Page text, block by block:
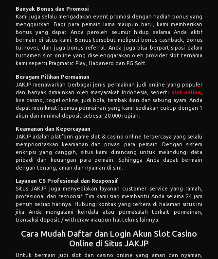
Banyak Bonus dan Promosi
Kami juga selalu mengadakan event promosi dengan hadiah bonus yang
menggiurkan. Bagi para pemain lama maupun baru, kami memberikan
bonus yang dapat Anda peroleh seumur hidup selama Anda aktif
bermain di situs kami. Bonus tersebut meliputi bonus cashback, bonus
turnover, dan juga bonus referral. Anda juga bisa berpartisipasi dalam
turnamen slot online yang diselenggarakan oleh provider slot ternama
kami seperti Pragmatic Play, Habanero dan PG Soft.
Beragam Pilihan Permainan
JAKJP menawarkan berbagai jenis permainan judi online yang populer
dan banyak dimainkan oleh masyarakat Indonesia, seperti slot online
live casino, togel online, judi bola, tembak ikan dan sabung ayam. Anda
dapat menikmati semua permainan yang kami sediakan cukup dengan 1
akun dan minimal deposit sebesar 20.000 rupiah.
Keamanan dan Kepercayaan
JAKJP adalah platform game slot & casino online terpercaya yang selalu
memprioritaskan keamanan dan privasi para pemain. Dengan sistem
enkripsi yang canggih, situs kami dirancang untuk melindungi data
pribadi dan keuangan para pemain. Sehingga Anda dapat bermain
dengan tenang, aman dan nyaman di sini.
Layanan CS Profesional dan Responsif
Situs JAKJP juga menyediakan layanan customer service yang ramah,
profesional dan responsif. Tim kami siap membantu Anda selama 24 jam
penuh setiap harinya. Hubungi kontak yang tertera di halaman situs ini
jika Anda mengalami kendala atau permasalah terkait permainan,
transaksi deposit / withdraw maupun hal teknis lainnya.
Cara Mudah Daftar dan Login Akun Slot Casino
Online di Situs JAKJP
Untuk bermain judi slot dan casino online yang aman dan nyaman,